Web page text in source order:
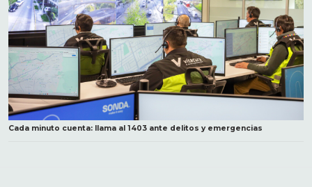
Cada minuto cuenta: llama al 1403 ante delitos y emergencias